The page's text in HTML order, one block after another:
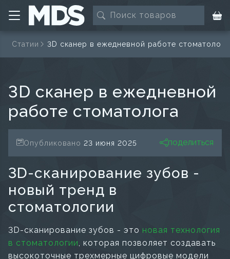
Статии 3D сканер в ежедневной работе стоматолога
3D сканер в ежедневной
работе стоматолога
Опубликовано 23 июня 2025 поделиться
3D-сканирование зубов -
новый тренд в
стоматологии
3D-сканирование зубов - это новая технология
в стоматологии , которая позволяет создавать
высокоточные трехмерные цифровые модели